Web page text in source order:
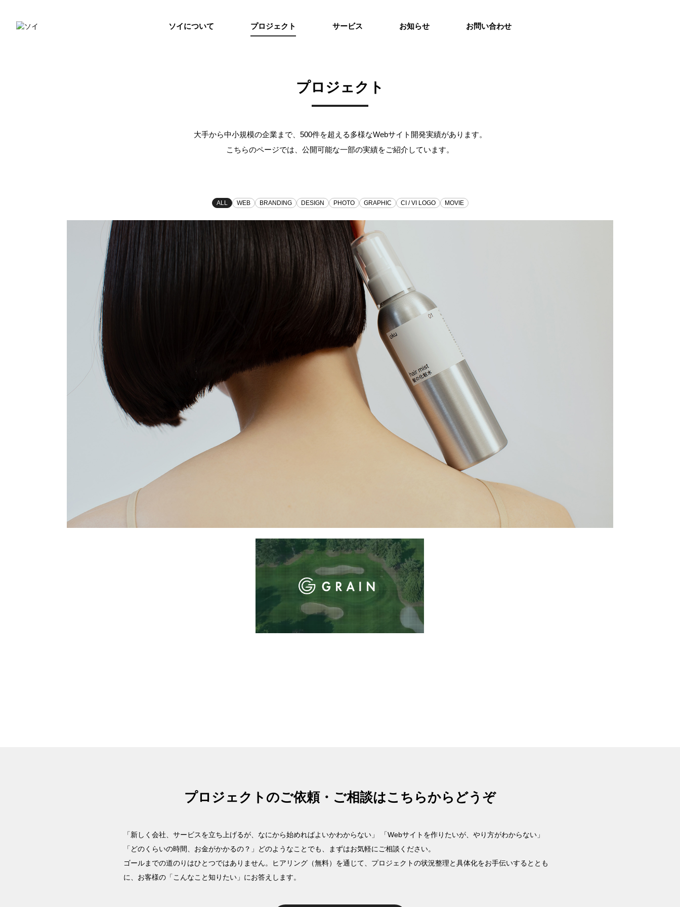
ソイについて プロジェクト サービス お知らせ お問い合わせ
プロジェクト
大手から中小規模の企業まで、500件を超える多様なWebサイト開発実績があります。
こちらのページでは、公開可能な一部の実績をご紹介しています。
ALL WEB BRANDING DESIGN PHOTO GRAPHIC CI / VI LOGO MOVIE
プロジェクトのご依頼・ご相談はこちらからどうぞ
「新しく会社、サービスを立ち上げるが、なにから始めればよいかわからない」 「Webサイトを作りたいが、やり方がわからない」
「どのくらいの時間、お金がかかるの？」どのようなことでも、まずはお気軽にご相談ください。
ゴールまでの道のりはひとつではありません。ヒアリング（無料）を通じて、プロジェクトの状況整理と具体化をお手伝いするととも
に、お客様の「こんなこと知りたい」にお答えします。